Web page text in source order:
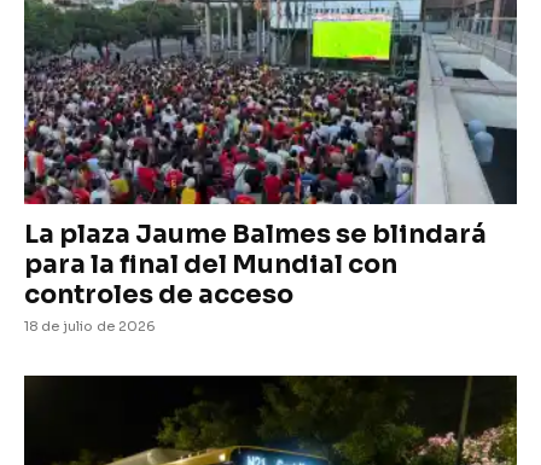
La plaza Jaume Balmes se blindará
para la final del Mundial con
controles de acceso
18 de julio de 2026